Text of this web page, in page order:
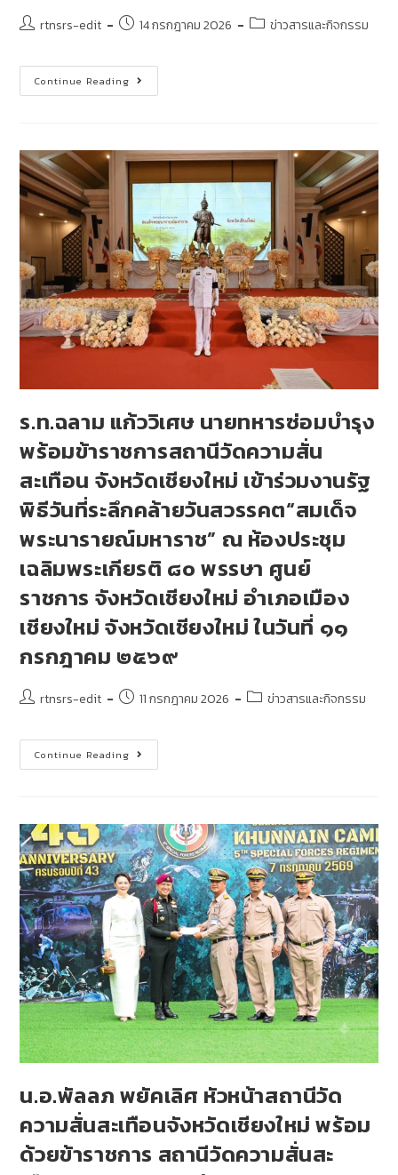
rtnsrs-edit 14 กรกฎาคม 2026 ข่าวสารและกิจกรรม
Continue Reading
ร.ท.ฉลาม แก้ววิเศษ นายทหารซ่อมบำรุง
พร้อมข้าราชการสถานีวัดความสั่น
สะเทือน จังหวัดเชียงใหม่ เข้าร่วมงานรัฐ
พิธีวันที่ระลึกคล้ายวันสวรรคต“สมเด็จ
พระนารายณ์มหาราช” ณ ห้องประชุม
เฉลิมพระเกียรติ ๘๐ พรรษา ศูนย์
ราชการ จังหวัดเชียงใหม่ อำเภอเมือง
เชียงใหม่ จังหวัดเชียงใหม่ ในวันที่ ๑๑
กรกฎาคม ๒๕๖๙
rtnsrs-edit 11 กรกฎาคม 2026 ข่าวสารและกิจกรรม
Continue Reading
น.อ.พัลลภ พยัคเลิศ หัวหน้าสถานีวัด
ความสั่นสะเทือนจังหวัดเชียงใหม่ พร้อม
ด้วยข้าราชการ สถานีวัดความสั่นสะ